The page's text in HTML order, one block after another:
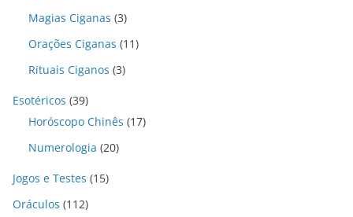
Magias Ciganas (3)
Orações Ciganas (11)
Rituais Ciganos (3)
Esotéricos (39)
Horóscopo Chinês (17)
Numerologia (20)
Jogos e Testes (15)
Oráculos (112)